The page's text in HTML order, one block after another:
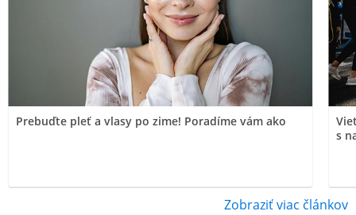
Prebuďte pleť a vlasy po zime! Poradíme vám ako
s
Zobraziť viac článkov